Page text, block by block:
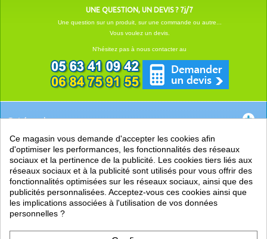
UNE QUESTION, UN DEVIS ? 7j/7
Une question sur un produit, sur une commande ou autre...
Vous voulez un devis.
N'hésitez pas à nous contacter au
Catégories
EN SAVOIR +
PRATIQUE
LIENS
Ce magasin vous demande d'accepter les cookies afin
d'optimiser les performances, les fonctionnalités des réseaux
sociaux et la pertinence de la publicité. Les cookies tiers liés aux
réseaux sociaux et à la publicité sont utilisés pour vous offrir des
fonctionnalités optimisées sur les réseaux sociaux, ainsi que des
publicités personnalisées. Acceptez-vous ces cookies ainsi que
les implications associées à l'utilisation de vos données
personnelles ?